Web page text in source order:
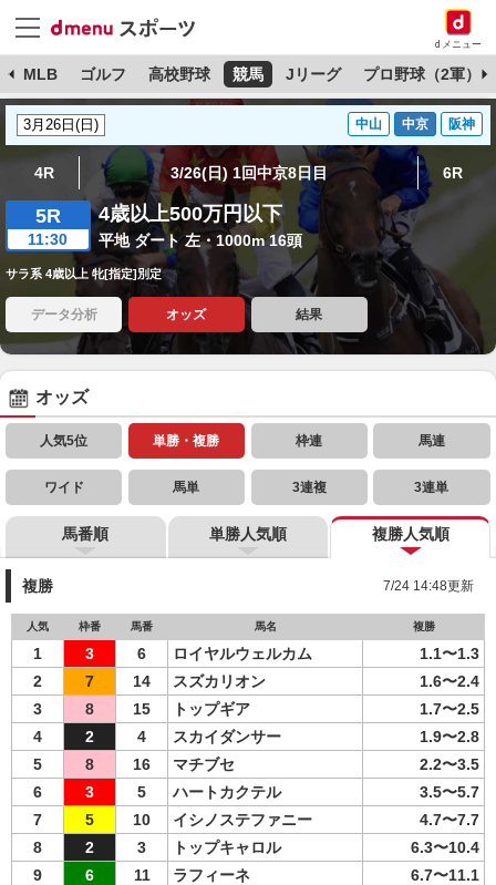
dメニュー
MLB ゴルフ 高校野球 競馬 Jリーグ プロ野球（2軍）
中山 中京 阪神
4R 3/26(日) 1回中京8日目 6R
5R
11:30
4歳以上500万円以下
平地 ダート 左・1000m 16頭
サラ系 4歳以上 牝[指定]別定
データ分析 オッズ 結果
オッズ
人気5位 単勝・複勝 枠連 馬連
ワイド 馬単 3連複 3連単
馬番順 単勝人気順 複勝人気順
複勝 7/24 14:48更新
人気 枠番 馬番 馬名 複勝
1 3 6 ロイヤルウェルカム
1.1〜1.3
2
7 14 スズカリオン
1.6〜2.4
3
8 15 トップギア
1.7〜2.5
4
2 4 スカイダンサー
1.9〜2.8
5
8 16 マチブセ
2.2〜3.5
6
3 5 ハートカクテル
3.5〜5.7
7
5 10 イシノステファニー
4.7〜7.7
8
2 3 トップキャロル
6.3〜10.4
9
6 11 ラフィーネ
6.7〜11.1